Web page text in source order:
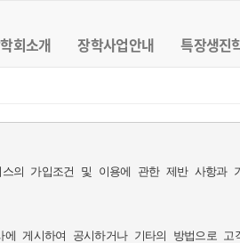
회소개 장학사업안내 특장생진
가입조건 및 이용에 관한 제반 사항과
시하여 공시하거나 기타의 방법으로